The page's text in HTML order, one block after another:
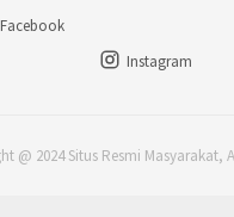
Facebook
Instagram
@ 2024 Situs Resmi Masyarakat,